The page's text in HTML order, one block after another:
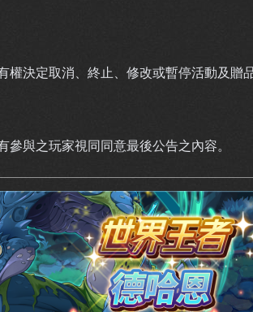
決定取消、終止、修改或暫停活動及贈
與之玩家視同同意最後公告之內容。